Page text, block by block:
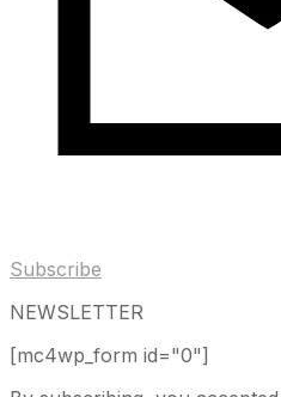
Subscribe
NEWSLETTER
[mc4wp_form id="0"]